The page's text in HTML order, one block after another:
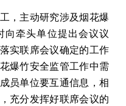
主动研究涉及烟花爆
向牵头单位提出会议议
实联席会议确定的工作
爆竹安全监管工作中需
员单位要互通信息，相
充分发挥好联席会议的